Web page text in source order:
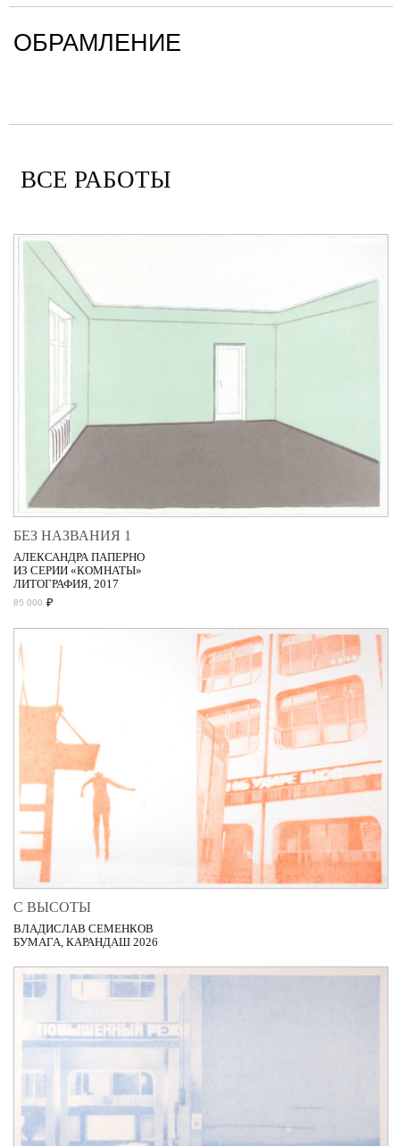
ОБРАМЛЕНИЕ
ВСЕ РАБОТЫ
БЕЗ НАЗВАНИЯ 1
АЛЕКСАНДРА ПАПЕРНО
ИЗ СЕРИИ «КОМНАТЫ»
ЛИТОГРАФИЯ, 2017
85 000 ₽
С ВЫСОТЫ
ВЛАДИСЛАВ СЕМЕНКОВ
БУМАГА, КАРАНДАШ 2026